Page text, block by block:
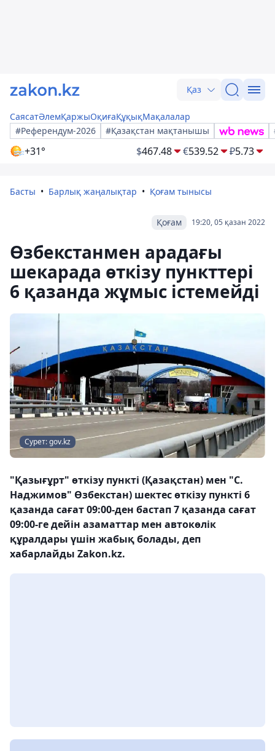
Қаз
СаясатӘлемҚаржыОқиғаҚұқықМақалалар
#Референдум-2026
#Қазақстан мақтанышы
+31° $467.48 €539.52 ₽5.73
Басты Барлық жаңалықтар Қоғам тынысы
19:20, 05 қазан 2022
Қоғам
Өзбекстанмен арадағы
шекарада өткізу пункттері
6 қазанда жұмыс істемейді
Сурет: gov.kz
"Қазығұрт" өткізу пункті (Қазақстан) мен "С.
Наджимов" Өзбекстан) шектес өткізу пункті 6
қазанда сағат 09:00-ден бастап 7 қазанда сағат
09:00-ге дейін азаматтар мен автокөлік
құралдары үшін жабық болады, деп
хабарлайды Zakon.kz.